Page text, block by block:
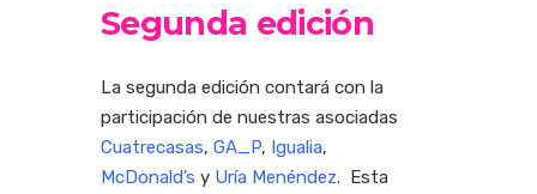
Segunda edición
La segunda edición contará con la
participación de nuestras asociadas
Cuatrecasas, GA_P, Igualia,
McDonald’s y Uría Menéndez. Esta